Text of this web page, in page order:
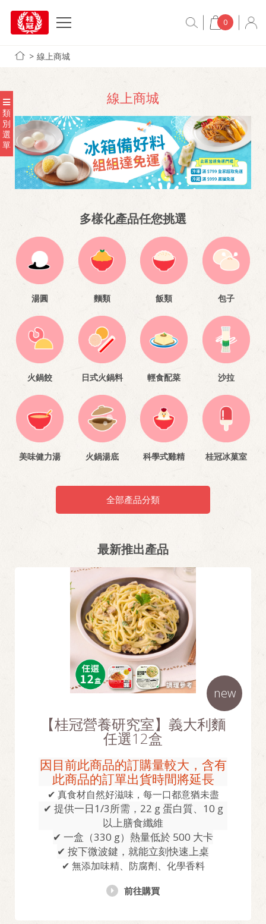
0
線上商城
類
別
選
單
線上商城
多樣化產品任您挑選
湯圓 麵類 飯類 包子
火鍋餃 日式火鍋料 輕食配菜 沙拉
美味健力湯 火鍋湯底 科學式雞精 桂冠冰菓室
全部產品分類
最新推出產品
【桂冠營養研究室】義大利麵
任選12盒
因目前此商品的訂購量較大，含有
此商品的訂單出貨時間將延長
✔ 真食材自然好滋味，每一口都意猶未盡
✔ 提供一日1/3所需，22 g 蛋白質、10 g
以上膳食纖維
✔ 一盒（330 g）熱量低於 500 大卡
✔ 按下微波鍵，就能立刻快速上桌
✔ 無添加味精、防腐劑、化學香料
前往購買
new